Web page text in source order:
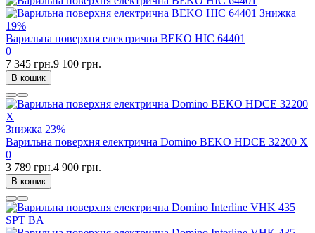
Знижка
19%
Варильна поверхня електрична BEKO HIC 64401
0
7 345 грн.9 100 грн.
В кошик
Знижка 23%
Варильна поверхня електрична Domino BEKO HDCE 32200 X
0
3 789 грн.4 900 грн.
В кошик